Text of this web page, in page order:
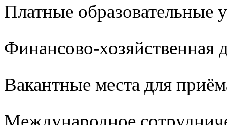
Платные образовательные
Финансово-хозяйственная
Вакантные места для